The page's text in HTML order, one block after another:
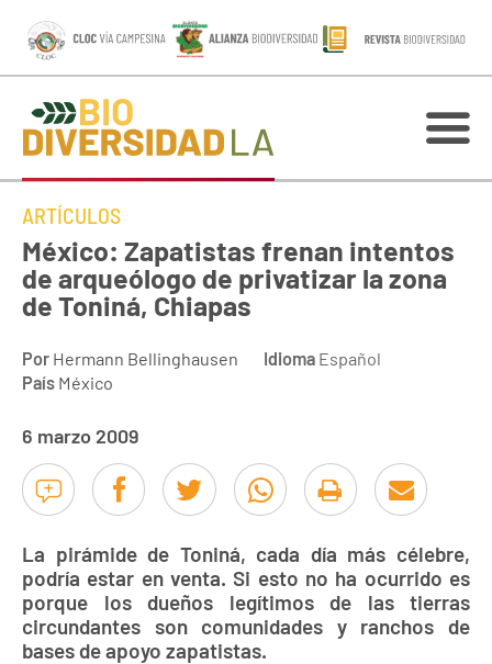
ARTÍCULOS
México: Zapatistas frenan intentos
de arqueólogo de privatizar la zona
de Toniná, Chiapas
Por Hermann Bellinghausen Idioma Español
País México
6 marzo 2009
La pirámide de Toniná, cada día más célebre,
podría estar en venta. Si esto no ha ocurrido es
porque los dueños legítimos de las tierras
circundantes son comunidades y ranchos de
bases de apoyo zapatistas.